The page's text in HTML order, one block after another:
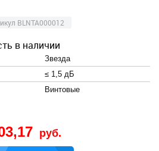
BLNTA000012
в наличии
Звезда
≤ 1,5 дБ
Винтовые
руб.